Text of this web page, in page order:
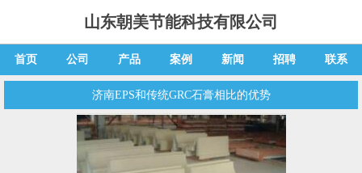
山东朝美节能科技有限公司
首页 公司 产品 案例 新闻 招聘 联系
济南EPS和传统GRC石膏相比的优势